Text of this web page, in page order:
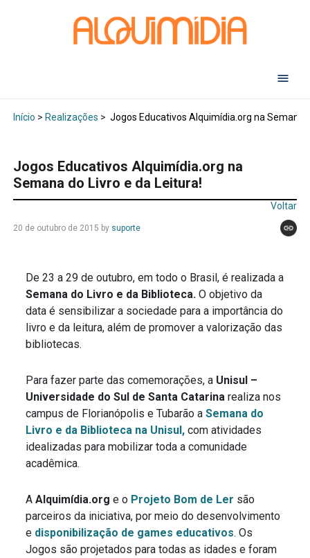
Início > Realizações > Jogos Educativos Alquimídia.org na Semana
Jogos Educativos Alquimídia.org na
Semana do Livro e da Leitura!
Voltar
20 de outubro de 2015 by suporte
De 23 a 29 de outubro, em todo o Brasil, é realizada a
Semana do Livro e da Biblioteca.O objetivo da
data é sensibilizar a sociedade para a importância do
livro e da leitura, além de promover a valorização das
bibliotecas.
Para fazer parte das comemorações, a Unisul –
Universidade do Sul de Santa Catarinarealiza nos
campus de Florianópolis e Tubarão aSemana do
Livro e da Biblioteca na Unisul, com atividades
idealizadas para mobilizar toda a comunidade
acadêmica.
AAlquimídia.org e o Projeto Bom de Ler são
parceiros da iniciativa, por meio do desenvolvimento
e disponibilização de games educativos. Os
Jogos são projetados para todas as idades e foram